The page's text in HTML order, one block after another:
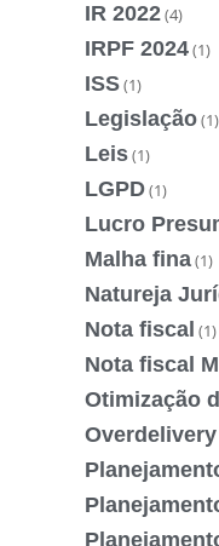
IR 2022(4)
IRPF 2024(1)
ISS(1)
Legislação(1)
Leis(1)
LGPD(1)
Lucro
Malha fina(1)
Natureja
Nota fiscal (1)
Nota fiscal
Otimização
Overdelivery